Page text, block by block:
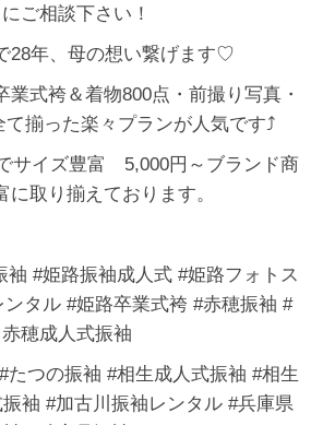
ご相談下さい！
28年、母の想い繋げます♡
業式袴＆着物800点・前撮り写真・
揃った楽々プランが人気です⤴
サイズ豊富 5,000円～ブランド商
に取り揃えております。
袖 #姫路振袖成人式 #姫路フォトス
タル #姫路卒業式袴 #赤穂振袖 #
赤穂成人式振袖
たつの振袖 #相生成人式振袖 #相生
袖 #加古川振袖レンタル #兵庫県